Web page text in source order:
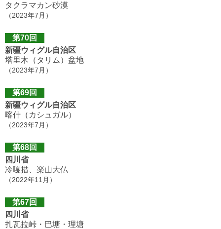
タクラマカン砂漠
（2023年7月）
第70回
新疆ウィグル自治区
塔里木（タリム）盆地
（2023年7月）
第69回
新疆ウィグル自治区
喀什（カシュガル）
（2023年7月）
第68回
四川省
冷嘎措、楽山大仏
（2022年11月）
第67回
四川省
扎瓦拉峠・巴塘・理塘